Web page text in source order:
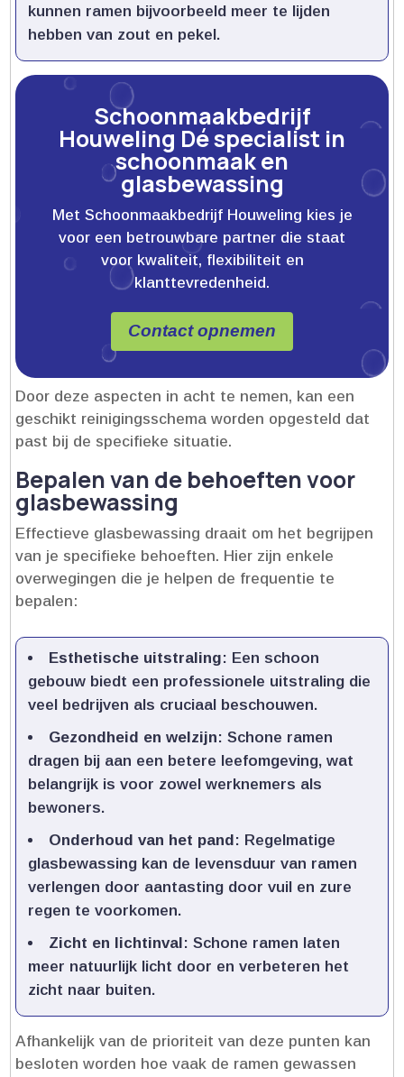
kunnen ramen bijvoorbeeld meer te lijden
hebben van zout en pekel.​
Schoonmaakbedrijf
Houweling Dé specialist in
schoonmaak en
glasbewassing
Met Schoonmaakbedrijf Houweling kies je
voor een betrouwbare partner die staat
voor kwaliteit, flexibiliteit en
klanttevredenheid.
Contact opnemen
Door deze aspecten in acht te nemen, kan een
geschikt reinigingsschema worden opgesteld dat
past bij de specifieke situatie.​
Bepalen van de behoeften voor
glasbewassing
Effectieve glasbewassing draait om het begrijpen
van je specifieke behoeften.​ Hier zijn enkele
overwegingen die je helpen de frequentie te
bepalen:
Esthetische uitstraling: Een schoon
gebouw biedt een professionele uitstraling die
veel bedrijven als cruciaal beschouwen.​
Gezondheid en welzijn: Schone ramen
dragen bij aan een betere leefomgeving, wat
belangrijk is voor zowel werknemers als
bewoners.​
Onderhoud van het pand: Regelmatige
glasbewassing kan de levensduur van ramen
verlengen door aantasting door vuil en zure
regen te voorkomen.​
Zicht en lichtinval: Schone ramen laten
meer natuurlijk licht door en verbeteren het
zicht naar buiten.​
Afhankelijk van de prioriteit van deze punten kan
besloten worden hoe vaak de ramen gewassen